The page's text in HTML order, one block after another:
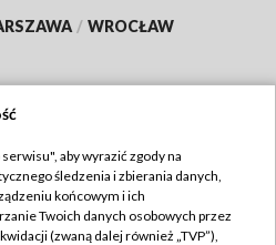
/ WROCŁAW
TVP
TVP
aby wyrazić zgody na
śledzenia i zbierania danych,
końcowym i ich
Twoich danych osobowych przez
(zwaną dalej również „TVP”),